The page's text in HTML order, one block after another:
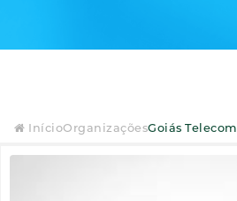
InícioOrganizaçõesGoiás Telecom